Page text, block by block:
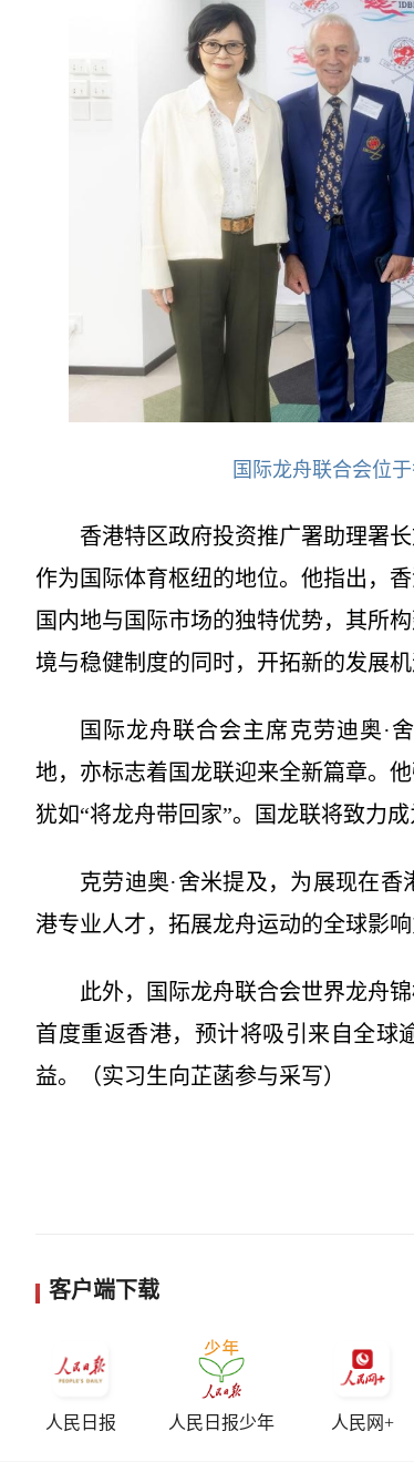
国际龙舟联合会位
香港特区政府投资推广署助理署
作为国际体育枢纽的地位。他指出，
国内地与国际市场的独特优势，其所
境与稳健制度的同时，开拓新的发展机
国际龙舟联合会主席克劳迪奥·
地，亦标志着国龙联迎来全新篇章。
犹如“将龙舟带回家”。国龙联将致力
克劳迪奥·舍米提及，为展现在
港专业人才，拓展龙舟运动的全球影
此外，国际龙舟联合会世界龙舟
首度重返香港，预计将吸引来自全球
益。（实习生向芷菡参与采写）
客户端下载
人民日报 人民日报少年 人民网+